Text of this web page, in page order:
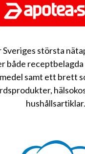
Sveriges största
både
samt ett brett
hushållsartiklar.